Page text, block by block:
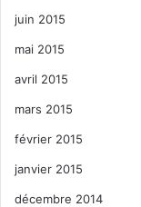
juin 2015
mai 2015
avril 2015
mars 2015
février 2015
janvier 2015
décembre 2014